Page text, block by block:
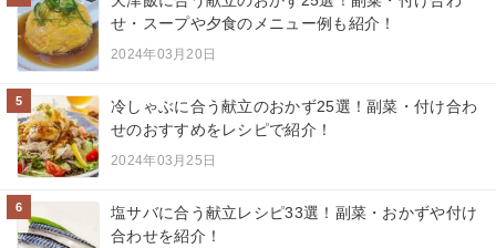
せ・スープや夕食のメニュー例も紹介！
2024年03月20日
5
冷しゃぶに合う献立のおかず25選！副菜・付け合わ
せのおすすめをレシピで紹介！
2024年03月25日
6
塩サバに合う献立レシピ33選！副菜・おかずや付け
合わせを紹介！